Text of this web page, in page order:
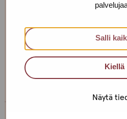
Salli
Kiellä
Näytä
Добро пожаловать
Если вы хотите узнать
которую вы хотели бы
свяжитесь с нами!